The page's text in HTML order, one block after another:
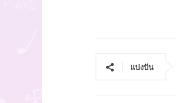
แบ่งปัน